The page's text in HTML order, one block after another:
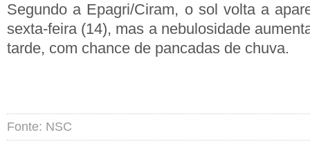
Segundo a Epagri/Ciram, o sol volta a
sexta-feira (14), mas a nebulosidade
tarde, com chance de pancadas de chuva.
Fonte: NSC